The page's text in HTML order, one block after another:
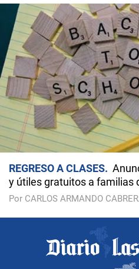
REGRESO A CLASES
y útiles gratuitos a familias
Por CARLOS ARMANDO